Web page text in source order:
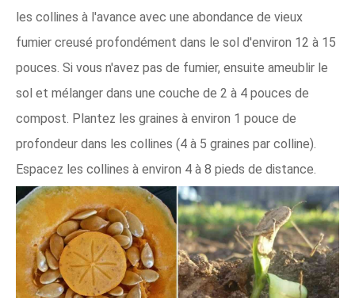
les collines à l'avance avec une abondance de vieux
fumier creusé profondément dans le sol d'environ 12 à 15
pouces. Si vous n'avez pas de fumier, ensuite ameublir le
sol et mélanger dans une couche de 2 à 4 pouces de
compost. Plantez les graines à environ 1 pouce de
profondeur dans les collines (4 à 5 graines par colline).
Espacez les collines à environ 4 à 8 pieds de distance.